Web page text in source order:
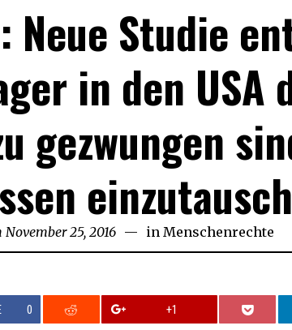
Neue Studie
in den USA
gezwungen
November 25, 2016 in Menschenrechte
0 +1